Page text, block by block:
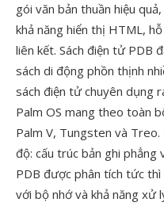
gói văn bản thuần hiệu
khả năng hiển thị HTML,
liên kết. Sách điện tử PDB
sách di động phồn thịnh
sách điện tử chuyên dụng
Palm OS mang theo toàn
Palm V, Tungsten và
độ: cấu trúc bản ghi phẳng
PDB được phân tích tức
với bộ nhớ và khả năng xử